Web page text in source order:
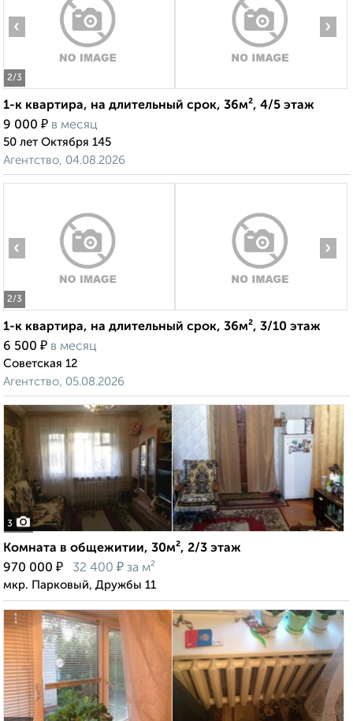
2/3
‹ ›
1-к квартира, на длительный срок, 36м², 4/5 этаж
9 000 ₽ в месяц
50 лет Октября 145
Агентство, 04.08.2026
2/3
‹ ›
1-к квартира, на длительный срок, 36м², 3/10 этаж
6 500 ₽ в месяц
Советская 12
Агентство, 05.08.2026
3
Комната в общежитии, 30м², 2/3 этаж
970 000 ₽ 32 400 ₽ за м²
мкр. Парковый, Дружбы 11